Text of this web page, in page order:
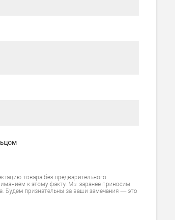
товара без предварительного
к этому факту. Мы заранее приносим
Будем признательны за ваши замечания — это